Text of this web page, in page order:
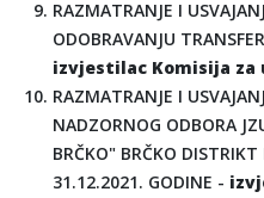
RAZMATRANJE I
ODOBRAVANJU
izvjestilac Komisija za
RAZMATRANJE I
NADZORNOG ODBORA
BRČKO" BRČKO
31.12.2021. GODINE -